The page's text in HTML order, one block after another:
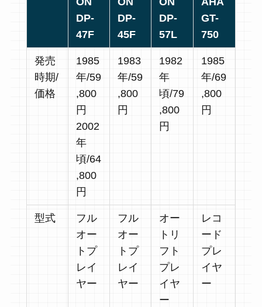
DP-
47F
DP-
45F
DP-
57L
GT-
750
発売
時期/
価格
1985
年/59
,800
円
2002
年
頃/64
,800
円
1983
年/59
,800
円
1982
年
頃/79
,800
円
1985
年/69
,800
円
型式
フル
オー
トプ
レイ
ヤー
フル
オー
トプ
レイ
ヤー
オー
トリ
フト
プレ
イヤ
ー
レコ
ード
プレ
イヤ
ー